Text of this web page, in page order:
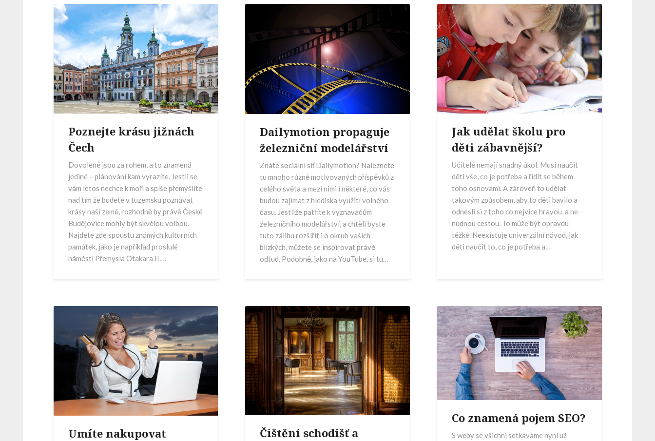
Poznejte krásu jižnách
Čech
Dovolené jsou za rohem, a to znamená
jediné – plánování kam vyrazíte. Jestli se
vám letos nechce k moři a spíše přemýšlíte
nad tím že budete v tuzemsku poznávat
krásy naší země, rozhodně by právě České
Budějovice mohly být skvělou volbou.
Najdete zde spoustu známých kulturních
památek, jako je například proslulé
náměstí Přemysla Otakara II….
Dailymotion propaguje
železniční modelářství
Znáte sociální síť Dailymotion? Naleznete
tu mnoho různě motivovaných příspěvků z
celého světa a mezi nimi i některé, co vás
budou zajímat z hlediska využití volného
času. Jestliže patříte k vyznavačům
železničního modelářství, a chtěli byste
tuto zálibu rozšířit i o okruh vašich
blízkých, můžete se inspirovat právě
odtud. Podobně, jako na YouTube, si tu…
Jak udělat školu pro
děti zábavnější?
Učitelé nemají snadný úkol. Musí naučit
děti vše, co je potřeba a řídit se během
toho osnovami. A zároveň to udělat
takovým způsobem, aby to děti bavilo a
odnesli si z toho co nejvíce hravou, a ne
nudnou cestou. To může být opravdu
těžké. Neexistuje univerzální návod, jak
děti naučit to, co je potřeba a…
Umíte nakupovat
Čištění schodišť a
Co znamená pojem SEO?
S weby se všichni setkáváme nyní už